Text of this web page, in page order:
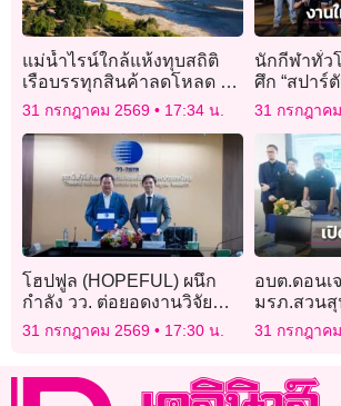
แม่น้ำไรน์ใกล้แห้งทุบสถิติ
เรือบรรทุกสินค้าลดโหลด ดัน
ต้นทุนขนส่งพุ่ง
31 กรกฎาคม 2569 17:34 น.
นักกีฬาทั่ว
ศึก “สปาร์
สปาร์ตัน คิ
เบอร์ 2 เอ
250 ล้าน
31 กรกฎาค
โฮปฟูล (HOPEFUL) ผนึก
กำลัง วว. ต่อยอดงานวิจัย
พัฒนานวัตกรรม
โภชนาการ 4 กลุ่มโรคเรื้อรัง
31 กรกฎาคม 2569 17:30 น.
อบต.ดอนเ
มรภ.สวน
โครงการ
ประยุกต์ใ
31 กรกฎาค